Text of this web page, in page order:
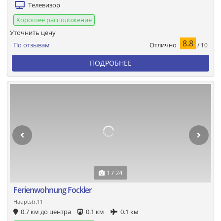
Телевизор
Хорошее расположение
По отзывам Отлично 8.8 / 10
Уточнить цену
ПОДРОБНЕЕ
1 / 24
Ferienwohnung Fockler
Hauptstr.11
0.7 км до центра 0.1 км
0.1 км